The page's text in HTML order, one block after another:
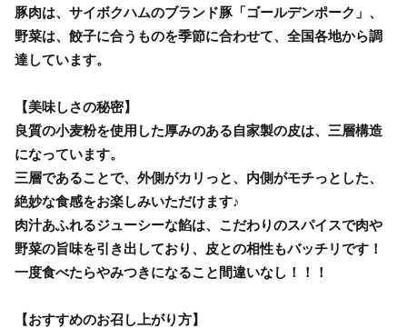
豚肉は、サイボクハムのブランド豚「ゴールデンポーク」、
野菜は、餃子に合うものを季節に合わせて、全国各地から調
達しています。
【美味しさの秘密】
良質の小麦粉を使用した厚みのある自家製の皮は、三層構造
になっています。
三層であることで、外側がカリっと、内側がモチっとした、
絶妙な食感をお楽しみいただけます♪
肉汁あふれるジューシーな餡は、こだわりのスパイスで肉や
野菜の旨味を引き出しており、皮との相性もバッチリです！
一度食べたらやみつきになること間違いなし！！！
【おすすめのお召し上がり方】